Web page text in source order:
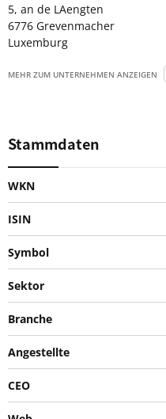
5, an de LAengten
6776 Grevenmacher
Luxemburg
MEHR ZUM UNTERNEHMEN ANZEIGEN
Stammdaten
WKN
ISIN
Symbol
Sektor
Branche
Angestellte
CEO